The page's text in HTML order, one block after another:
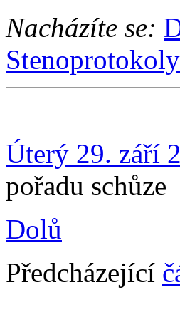
Nacházíte se:
Stenoprotokoly
Úterý 29. září
pořadu schůze
Dolů
Předcházející